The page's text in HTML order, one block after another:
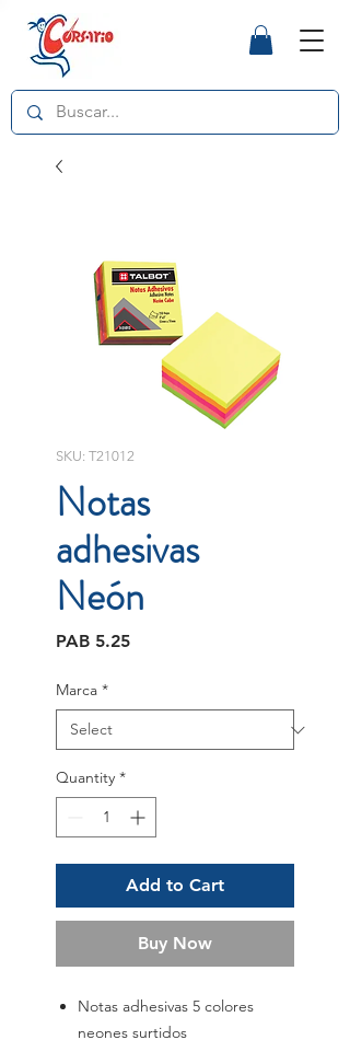
SKU: T21012
Notas
adhesivas
Neón
PAB 5.25Price
Marca *
Quantity *
Add to Cart
Buy Now
Notas adhesivas 5 colores
neones surtidos